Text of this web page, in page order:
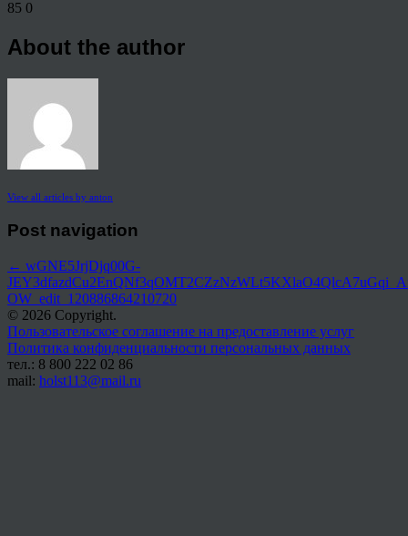
85 0
About the author
View all articles by anton
Post navigation
← wGNE5JrjDjq00G-
OW_edit_120886864210720
© 2026 Copyright.
Пользовательское соглашение на предоставление услуг
Политика конфиденциальности персональных данных
тел.: 8 800 222 02 86
mail: holst113@mail.ru